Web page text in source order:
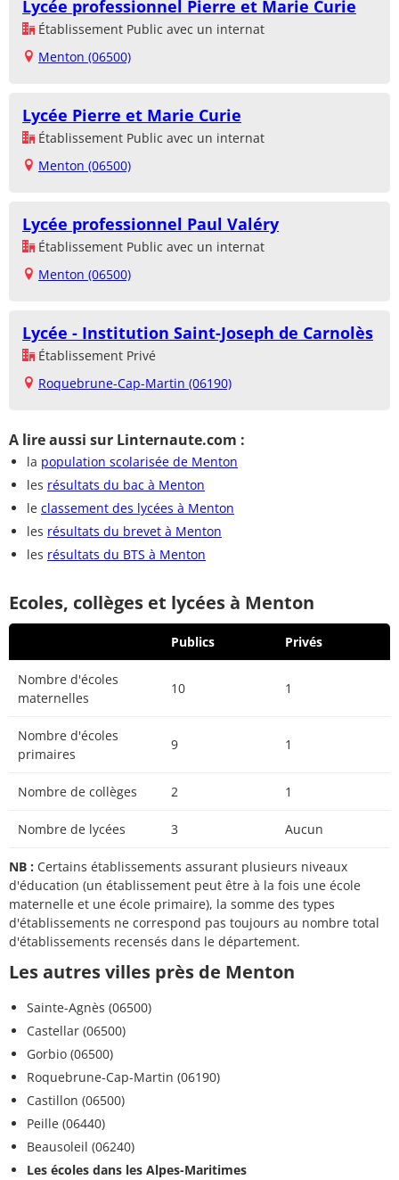
Lycée professionnel Pierre et Marie Curie
Établissement Public avec un internat
Menton (06500)
Lycée Pierre et Marie Curie
Établissement Public avec un internat
Menton (06500)
Lycée professionnel Paul Valéry
Établissement Public avec un internat
Menton (06500)
Lycée - Institution Saint-Joseph de Carnolès
Établissement Privé
Roquebrune-Cap-Martin (06190)
A lire aussi sur Linternaute.com :
la population scolarisée de Menton
les résultats du bac à Menton
le classement des lycées à Menton
les résultats du brevet à Menton
les résultats du BTS à Menton
Ecoles, collèges et lycées à Menton
Publics Privés
Nombre d'écoles
maternelles
10 1
Nombre d'écoles
primaires
9 1
Nombre de collèges 2 1
Nombre de lycées 3 Aucun
NB : Certains établissements assurant plusieurs niveaux
d'éducation (un établissement peut être à la fois une école
maternelle et une école primaire), la somme des types
d'établissements ne correspond pas toujours au nombre total
d'établissements recensés dans le département.
Les autres villes près de Menton
Sainte-Agnès (06500)
Castellar (06500)
Gorbio (06500)
Roquebrune-Cap-Martin (06190)
Castillon (06500)
Peille (06440)
Beausoleil (06240)
Les écoles dans les Alpes-Maritimes